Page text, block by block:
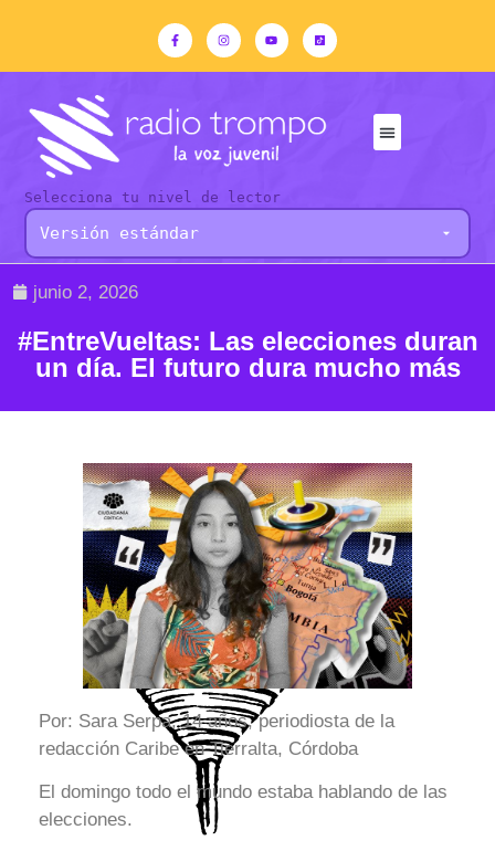
Selecciona tu nivel de lector
junio 2, 2026
#EntreVueltas: Las elecciones duran
un día. El futuro dura mucho más
Por: Sara Serpa, 14 años, periodiosta de la
redacción Caribe en Tierralta, Córdoba
El domingo todo el mundo estaba hablando de las
elecciones.